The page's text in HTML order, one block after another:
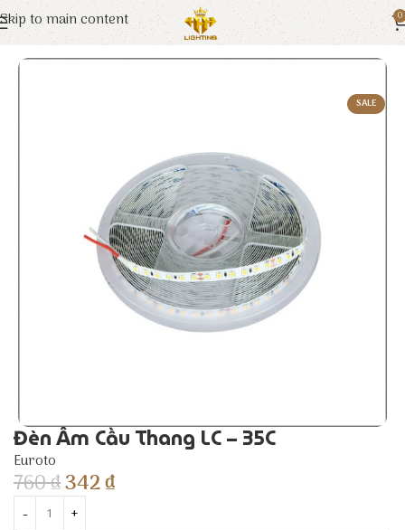
Skip to main content 0
Trang chủ Euroto Đèn LED
SALE
Đèn Âm Cầu Thang LC – 35C
Euroto
760₫342₫